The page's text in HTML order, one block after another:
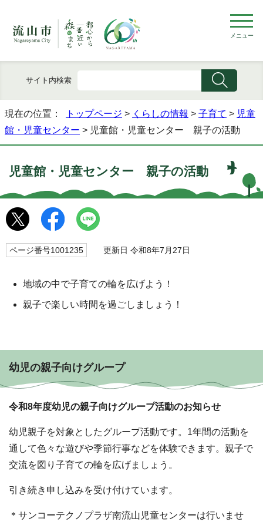
メニュー
サイト内検索
現在の位置： トップページ > くらしの情報 > 子育て > 児童
館・児童センター > 児童館・児童センター 親子の活動
児童館・児童センター 親子の活動
ページ番号1001235 更新日 令和8年7月27日
地域の中で子育ての輪を広げよう！
親子で楽しい時間を過ごしましょう！
幼児の親子向けグループ
令和8年度幼児の親子向けグループ活動のお知らせ
幼児親子を対象としたグループ活動です。1年間の活動を
通して色々な遊びや季節行事などを体験できます。親子で
交流を図り子育ての輪を広げましょう。
引き続き申し込みを受け付けています。
＊サンコーテクノプラザ南流山児童センターは行いませ